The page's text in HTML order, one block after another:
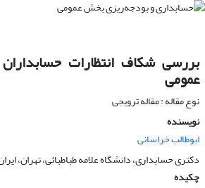
بررسی شکاف انتظارات
عمومی
نوع مقاله : مقاله ترویجی
نویسنده
ابوطالب خراسانی
دکتری حسابداری، دانشگاه علامه طباطبائی، تهران،
چکیده